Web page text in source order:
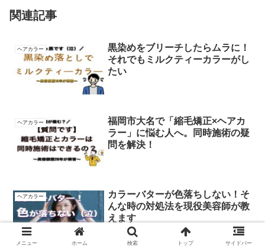
関連記事
ヘアカラー
黒染めをブリーチしたらムラに！
それでもミルクティーカラーがし
たい
ヘアカラー
福岡市大名で「縮毛矯正×ヘアカ
ラー」に悩む人へ。同時施術の疑
問を解決！
ヘアカラー
カラーバターが色落ちしない！そ
んな時の対処法を現役美容師が教
えます
メニュー ホーム 検索 トップ サイドバー